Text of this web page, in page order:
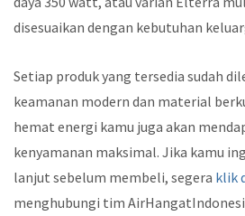
disesuaikan dengan kebutuhan
Setiap produk yang tersedia sudah
keamanan modern dan material
hemat energi kamu juga akan
kenyamanan maksimal. Jika kamu
lanjut sebelum membeli, segera klik
menghubungi tim